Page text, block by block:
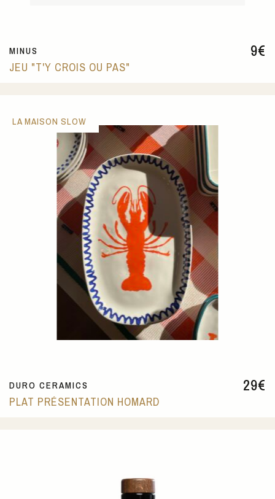
9€
MINUS
JEU "T'Y CROIS OU PAS"
29€
DURO CERAMICS
PLAT PRÉSENTATION HOMARD
LA MAISON SLOW